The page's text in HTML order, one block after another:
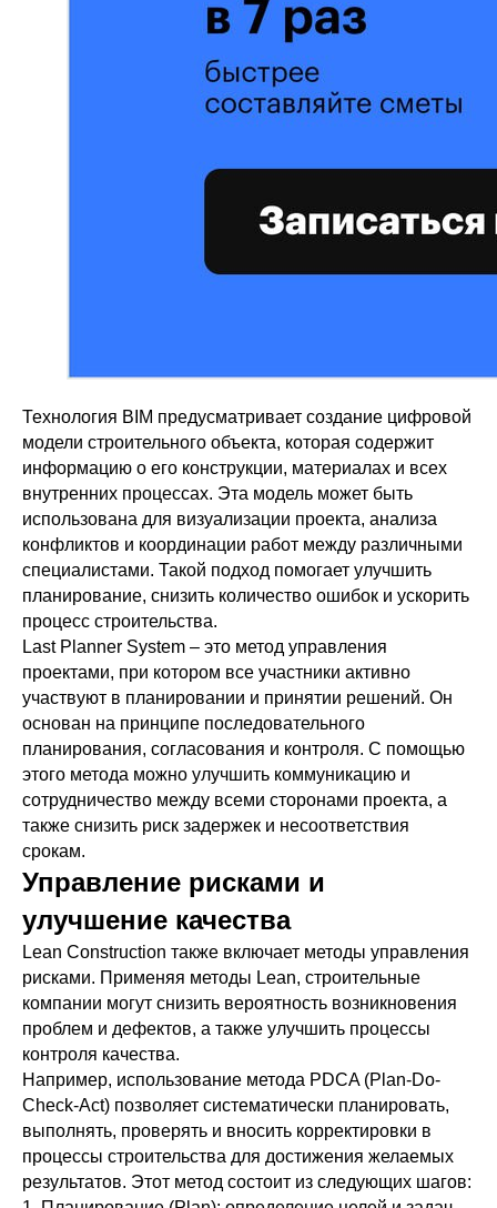
Технология BIM предусматривает создание цифровой
модели строительного объекта, которая содержит
информацию о его конструкции, материалах и всех
внутренних процессах. Эта модель может быть
использована для визуализации проекта, анализа
конфликтов и координации работ между различными
специалистами. Такой подход помогает улучшить
планирование, снизить количество ошибок и ускорить
процесс строительства.
Last Planner System – это метод управления
проектами, при котором все участники активно
участвуют в планировании и принятии решений. Он
основан на принципе последовательного
планирования, согласования и контроля. С помощью
этого метода можно улучшить коммуникацию и
сотрудничество между всеми сторонами проекта, а
также снизить риск задержек и несоответствия
срокам.
Управление рисками и
улучшение качества
Lean Construction также включает методы управления
рисками. Применяя методы Lean, строительные
компании могут снизить вероятность возникновения
проблем и дефектов, а также улучшить процессы
контроля качества.
Например, использование метода PDCA (Plan-Do-
Check-Act) позволяет систематически планировать,
выполнять, проверять и вносить корректировки в
процессы строительства для достижения желаемых
результатов. Этот метод состоит из следующих шагов: